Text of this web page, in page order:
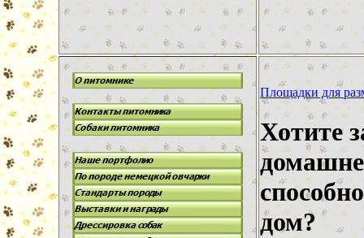
Площадки для
Хотите
дом?